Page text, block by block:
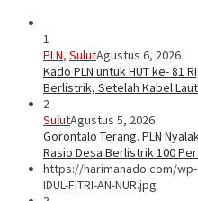
1
PLN, SulutAgustus 6, 2026
Kado PLN untuk HUT ke- 81
Berlistrik, Setelah Kabel
2
SulutAgustus 5, 2026
Gorontalo Terang. PLN
Rasio Desa Berlistrik 100
https://harimanado.com/
IDUL-FITRI-AN-NUR.jpg